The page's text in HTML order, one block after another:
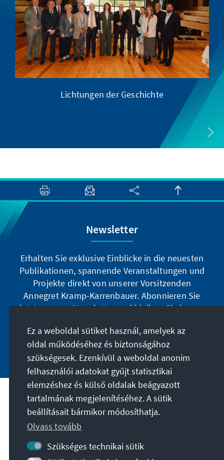
Lichtungen der Geschichte
Newsletter
Erhalten Sie exklusive Einblicke in die neuesten
Publikationen, spannende Veranstaltungen und
Projekte direkt von unserer Vorsitzenden
Annegret Kramp-Karrenbauer. Abonnieren Sie
jetzt unseren Newsletter und bleiben Sie immer
Jetzt abonnieren
A célunk
Kapcsolat
További ajánlatok az alapítványtól
Ez a weboldal sütiket használ, amelyek az
oldal működéséhez és biztonságához
szükségesek. Ezenkívül a weboldal anonim
felhasználói adatokat gyűjt statisztikai
elemzéshez és külső oldalak beágyazott
tartalmának megjelenítéséhez. A sütik
beállításait bármikor módosíthatja.
Olvass tovább
Szükséges technikai sütik